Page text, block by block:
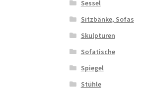
Sessel
Sitzbänke, Sofas
Skulpturen
Sofatische
Spiegel
Stühle